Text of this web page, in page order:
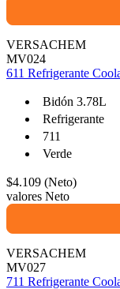
VERSACHEM
MV024
611 Refrigerante
Bidón 3.78L
Refrigerante
711
Verde
$4.109 (Neto)
valores Neto
VERSACHEM
MV027
711 Refrigerante